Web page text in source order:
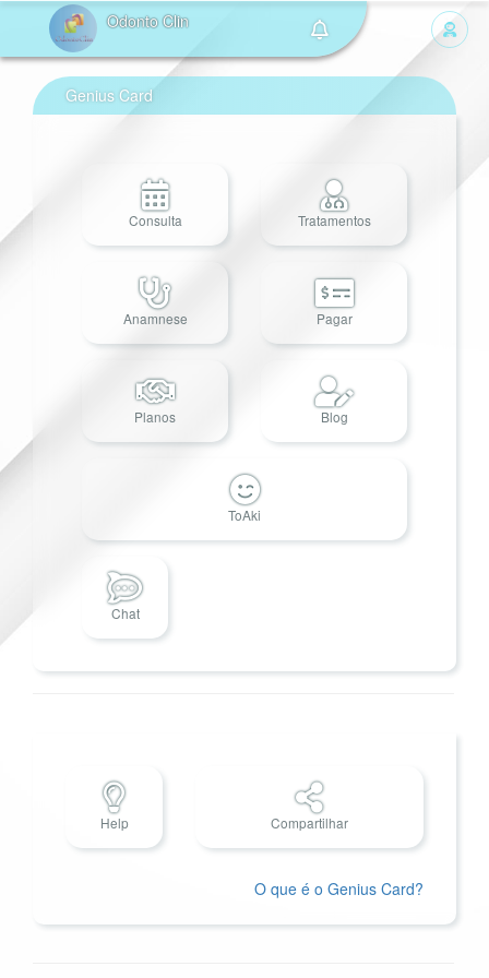
Odonto Clin
Genius Card
Consulta Tratamentos
Anamnese Pagar
Planos Blog
ToAki
Chat
Compartilhar
Help
O que é o Genius Card?